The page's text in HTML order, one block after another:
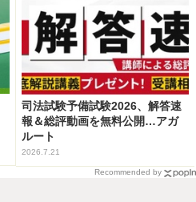
司法試験予備試験2026、解答速
報＆総評動画を無料公開…アガ
ルート
2026.7.21
Recommended by